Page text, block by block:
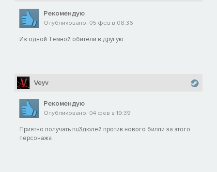
Рекомендую
Опубликовано: 05 фев в 08:36
Из одной Темной обители в другую
Veyv
Рекомендую
Опубликовано: 04 фев в 19:39
Приятно получать пu3дюлей против нового билли за этого
персонажа